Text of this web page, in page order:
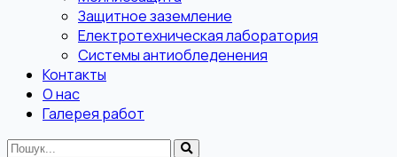
Защитное заземление
Електротехническая лаборатория
Системы антиобледенения
Контакты
О нас
Галерея работ